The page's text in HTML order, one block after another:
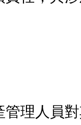
人員對